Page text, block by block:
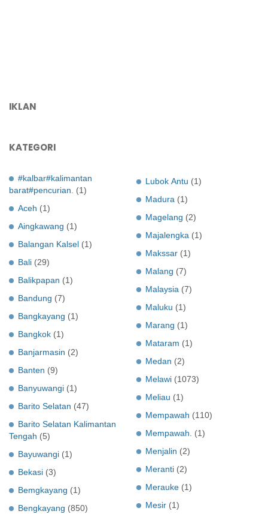
IKLAN
KATEGORI
#kalbar#kalimantan
barat#pencurian.
(1)
Aceh (1)
Aingkawang (1)
Balangan Kalsel (1)
Bali (29)
Balikpapan (1)
Bandung (7)
Bangkayang (1)
Bangkok (1)
Banjarmasin (2)
Banten (9)
Banyuwangi (1)
Barito Selatan (47)
Barito Selatan Kalimantan
Tengah (5)
Bayuwangi (1)
Bekasi (3)
Bemgkayang (1)
Bengkayang (850)
Lubok Antu (1)
Madura (1)
Magelang (2)
Majalengka (1)
Makssar (1)
Malang (7)
Malaysia (7)
Maluku (1)
Marang (1)
Mataram (1)
Medan (2)
Melawi (1073)
Meliau (1)
Mempawah (110)
Mempawah.
(1)
Menjalin (2)
Meranti (2)
Merauke (1)
Mesir (1)